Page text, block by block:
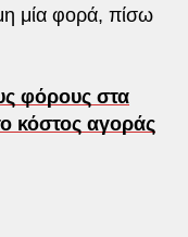
μία φορά, πίσω
φόρους στα
κόστος αγοράς